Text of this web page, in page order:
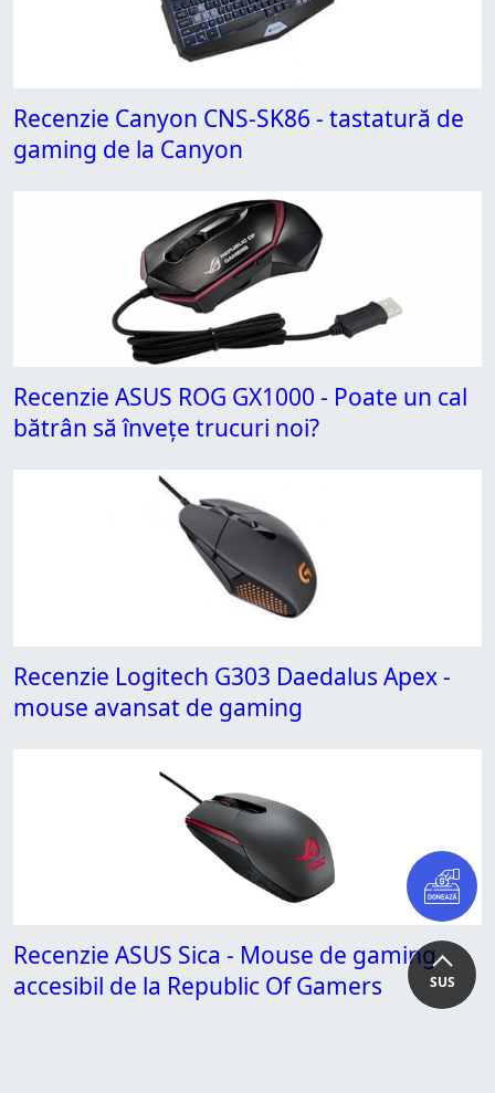
SUS
Recenzie Canyon CNS-SK86 - tastatură de
gaming de la Canyon
Recenzie ASUS ROG GX1000 - Poate un cal
bătrân să învețe trucuri noi?
Recenzie Logitech G303 Daedalus Apex -
mouse avansat de gaming
Recenzie ASUS Sica - Mouse de gaming
accesibil de la Republic Of Gamers